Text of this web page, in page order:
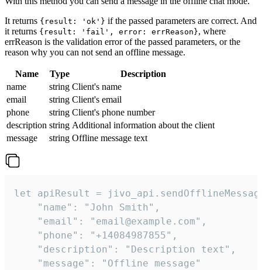
It returns {result: 'ok'} if the passed parameters are correct. And
it returns {result: 'fail', error: errReason}, where
errReason is the validation error of the passed parameters, or the
reason why you can not send an offline message.
Name Type
Description
name
string Client's name
email
string Client's email
phone
string Client's phone number
description string Additional information about the client
message
string Offline message text
let apiResult =
    "name": "John Smith",
    "email": "email@example.com",
    "phone": "+14084987855",
    "description": "Description text",
    "message": "Offline message"